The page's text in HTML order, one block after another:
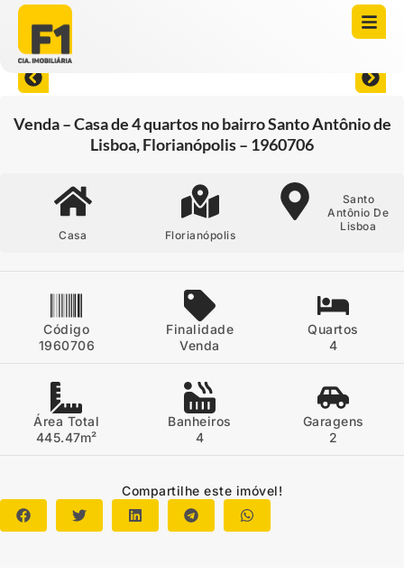
Venda – Casa de 4 quartos no bairro Santo Antônio de
Lisboa, Florianópolis – 1960706
Casa Florianópolis
Santo
Antônio De
Lisboa
Código
1960706
Finalidade
Venda
Quartos
4
Área Total
445.47m²
Banheiros
4
Garagens
2
Compartilhe este imóvel!